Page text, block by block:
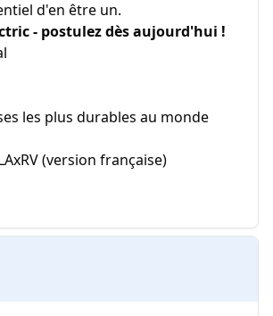
d'en être un.
- postulez dès aujourd'hui !
les plus durables au monde
(version française)